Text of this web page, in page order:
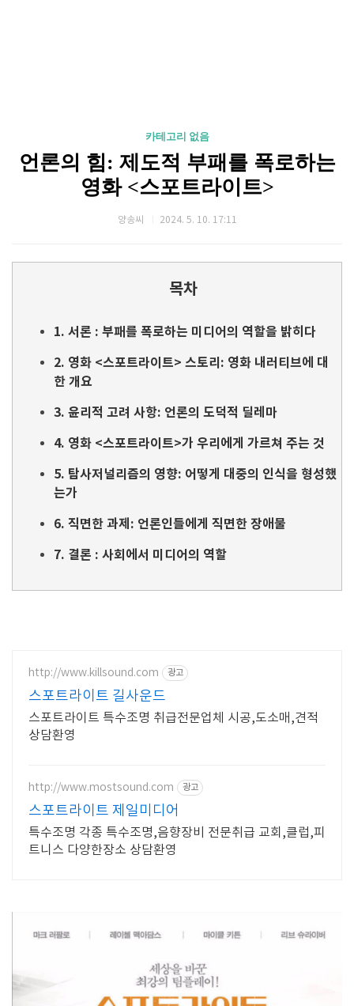
카테고리 없음
언론의 힘: 제도적 부패를 폭로하는
영화 <스포트라이트>
양송씨 2024. 5. 10. 17:11
목차
1. 서론 : 부패를 폭로하는 미디어의 역할을 밝히다
2. 영화 <스포트라이트> 스토리: 영화 내러티브에 대
한 개요
3. 윤리적 고려 사항: 언론의 도덕적 딜레마
4. 영화 <스포트라이트>가 우리에게 가르쳐 주는 것
5. 탐사저널리즘의 영향: 어떻게 대중의 인식을 형성했
는가
6. 직면한 과제: 언론인들에게 직면한 장애물
7. 결론 : 사회에서 미디어의 역할
http://www.killsound.com 광고
스포트라이트 길사운드
스포트라이트 특수조명 취급전문업체 시공,도소매,견적
상담환영
http://www.mostsound.com 광고
스포트라이트 제일미디어
특수조명 각종 특수조명,음향장비 전문취급 교회,클럽,피
트니스 다양한장소 상담환영